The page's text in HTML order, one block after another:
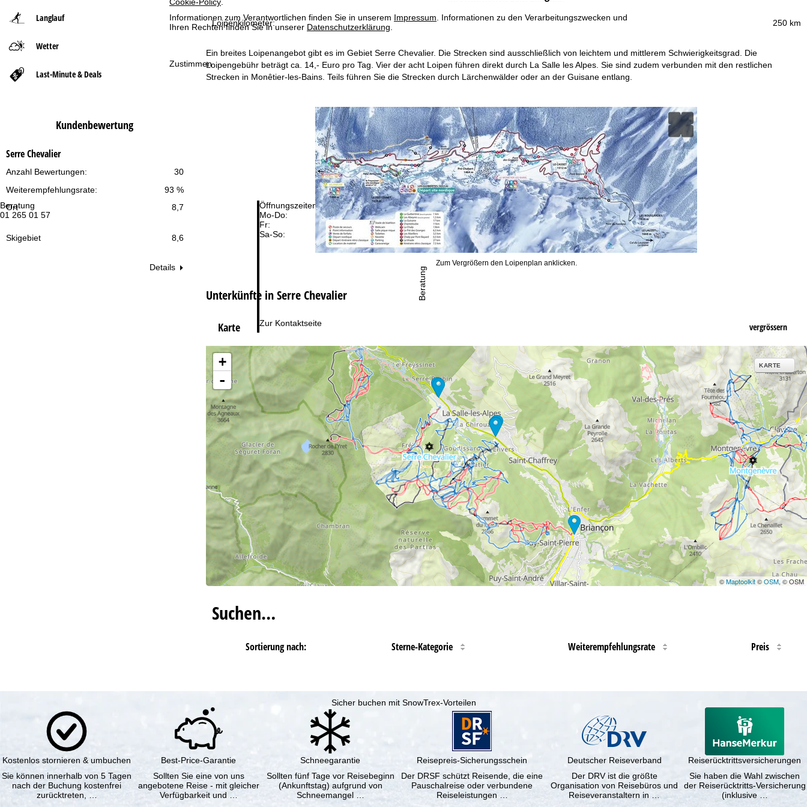
Informationen zum Verantwortlichen finden Sie in unserem Impressum . Informationen zu den Verarbeitungszwecken und
Ihren Rechten finden Sie in unserer Datenschutzerklärung
Zustimmen
Beratung
01 265 01 57
Öffnungszeiten
Mo-Do:
09:00-17:00 Uhr
Fr:
09:00-15:00 Uhr
Sa-So:
geschlossen
Zur Kontaktseite
Beratung
Langlauf
Wetter
Last-Minute & Deals
Kundenbewertung
Serre Chevalier
30
Anzahl Bewertungen:
93 %
Weiterempfehlungsrate:
Ort
8,7
Skigebiet 8,6
Details
t
e
250 km
Loipenkilometer:
Ein breites Loipenangebot gibt es im Gebiet Serre Chevalier. Die Strecken sind ausschließlich von leichtem und mittlerem Schwierigkeitsgrad. Die
Loipengebühr beträgt ca. 14,- Euro pro Tag. Vier der acht Loipen führen direkt durch La Salle les Alpes. Sie sind zudem verbunden mit den restlichen
Strecken in Monêtier-les-Bains. Teils führen Sie die Strecken durch Lärchenwälder oder an der Guisane entlang.
Zum Vergrößern den Loipenplan anklicken.
Unterkünfte in Serre Chevalier
Karte vergrössern
+
-
KARTE
©Maptoolkit©OSM, © OSM
Suchen…
Sortierung nach: Sterne-Kategorie Weiterempfehlungsrate Preis
Sicher buchen mit SnowTrex-Vorteilen
Kostenlos stornieren & umbuchen
Sie können innerhalb von 5 Tagen
nach der Buchung kostenfrei
zurücktreten, …
Best-Price-Garantie
Sollten Sie eine von uns
angebotene Reise - mit gleicher
Verfügbarkeit und …
Schneegarantie
Sollten fünf Tage vor Reisebeginn
(Ankunftstag) aufgrund von
Schneemangel …
Reisepreis-Sicherungsschein
Der DRSF schützt Reisende, die eine
Pauschalreise oder verbundene
Reiseleistungen …
Deutscher Reiseverband
Der DRV ist die größte
Organisation von Reisebüros und
Reiseveranstaltern in …
Reiserücktrittsversicherungen
Sie haben die Wahl zwischen
der Reiserücktritts-Versicherung
(inklusive …